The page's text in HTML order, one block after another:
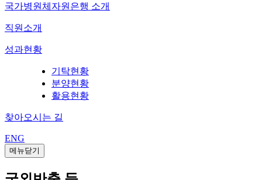
국가병원체자원은행 소개
직원소개
성과현황
기탁현황
분양현황
활용현황
찾아오시는 길
ENG
메뉴닫기